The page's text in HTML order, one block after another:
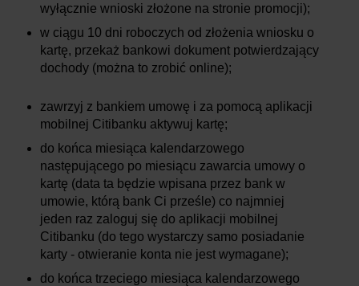
wyłącznie wnioski złożone na stronie promocji);
w ciągu 10 dni roboczych od złożenia wniosku o
kartę, przekaż bankowi dokument potwierdzający
dochody (można to zrobić online);
zawrzyj z bankiem umowę i za pomocą aplikacji
mobilnej Citibanku aktywuj kartę;
do końca miesiąca kalendarzowego
następującego po miesiącu zawarcia umowy o
kartę (data ta będzie wpisana przez bank w
umowie, którą bank Ci prześle) co najmniej
jeden raz zaloguj się do aplikacji mobilnej
Citibanku (do tego wystarczy samo posiadanie
karty - otwieranie konta nie jest wymagane);
do końca trzeciego miesiąca kalendarzowego